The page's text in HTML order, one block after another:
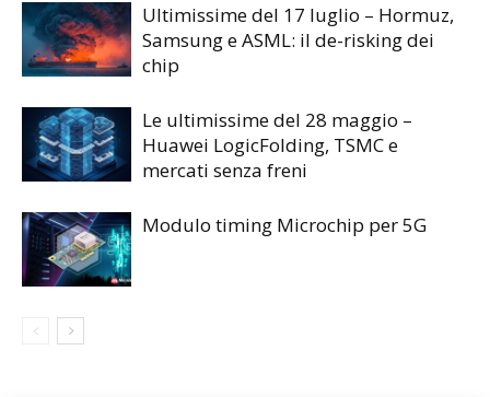
Ultimissime del 17 luglio – Hormuz,
Samsung e ASML: il de-risking dei
chip
Le ultimissime del 28 maggio –
Huawei LogicFolding, TSMC e
mercati senza freni
Modulo timing Microchip per 5G